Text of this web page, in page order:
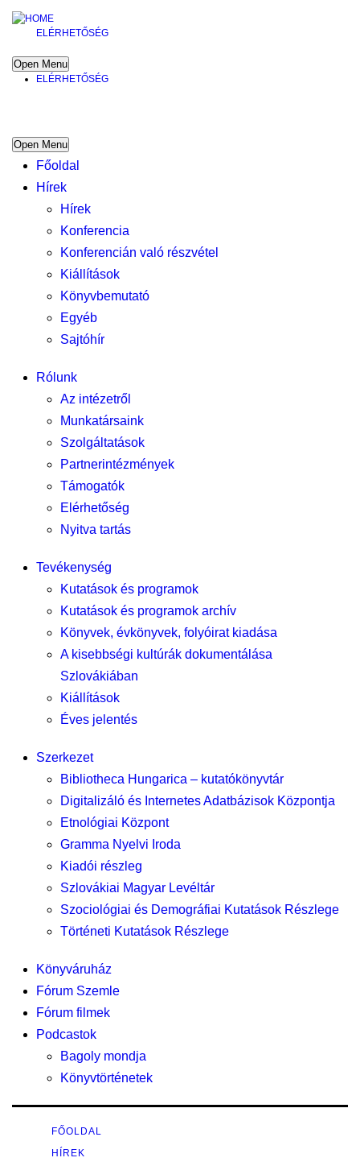
ELÉRHETŐSÉG
Open Menu
ELÉRHETŐSÉG
Open Menu
Főoldal
Hírek
Hírek
Konferencia
Konferencián való részvétel
Kiállítások
Könyvbemutató
Egyéb
Sajtóhír
Rólunk
Az intézetről
Munkatársaink
Szolgáltatások
Partnerintézmények
Támogatók
Elérhetőség
Nyitva tartás
Tevékenység
Kutatások és programok
Kutatások és programok archív
Könyvek, évkönyvek, folyóirat kiadása
A kisebbségi kultúrák dokumentálása
Szlovákiában
Kiállítások
Éves jelentés
Szerkezet
Bibliotheca Hungarica – kutatókönyvtár
Digitalizáló és Internetes Adatbázisok Központja
Etnológiai Központ
Gramma Nyelvi Iroda
Kiadói részleg
Szlovákiai Magyar Levéltár
Szociológiai és Demográfiai Kutatások Részlege
Történeti Kutatások Részlege
Könyváruház
Fórum Szemle
Fórum filmek
Podcastok
Bagoly mondja
Könyvtörténetek
FŐOLDAL
HÍREK